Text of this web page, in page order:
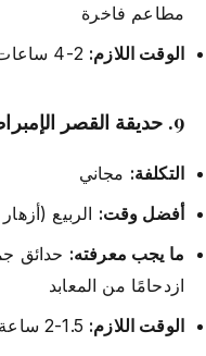
مطاعم فاخرة
الوقت اللازم:
9. حديقة القصر الإمبراطوري الشرقية
التكلفة: مجاني
أفضل وقت: الربيع
ما يجب معرفته: حدائق
ازدحامًا من المعابد
الوقت اللازم: